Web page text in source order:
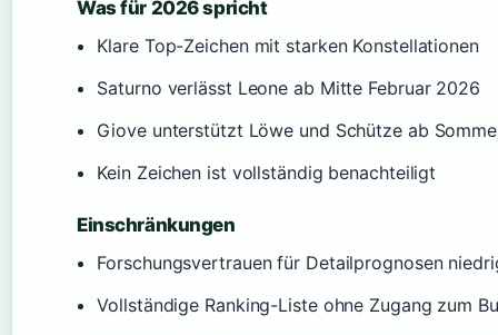
Was für 2026 spricht
Klare Top-Zeichen mit starken Konstellationen
Saturno verlässt Leone ab Mitte Februar 2026
Giove unterstützt Löwe und Schütze ab
Kein Zeichen ist vollständig benachteiligt
Einschränkungen
Forschungsvertrauen für Detailprognosen
Vollständige Ranking-Liste ohne Zugang zum